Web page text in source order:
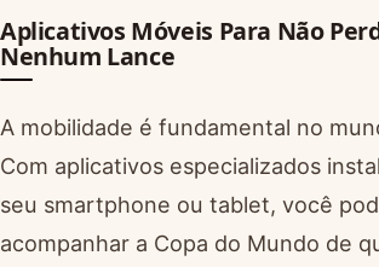
Aplicativos Móveis Para Não
Nenhum Lance
A mobilidade é fundamental no
Com aplicativos especializados
seu smartphone ou tablet, você
acompanhar a Copa do Mundo de